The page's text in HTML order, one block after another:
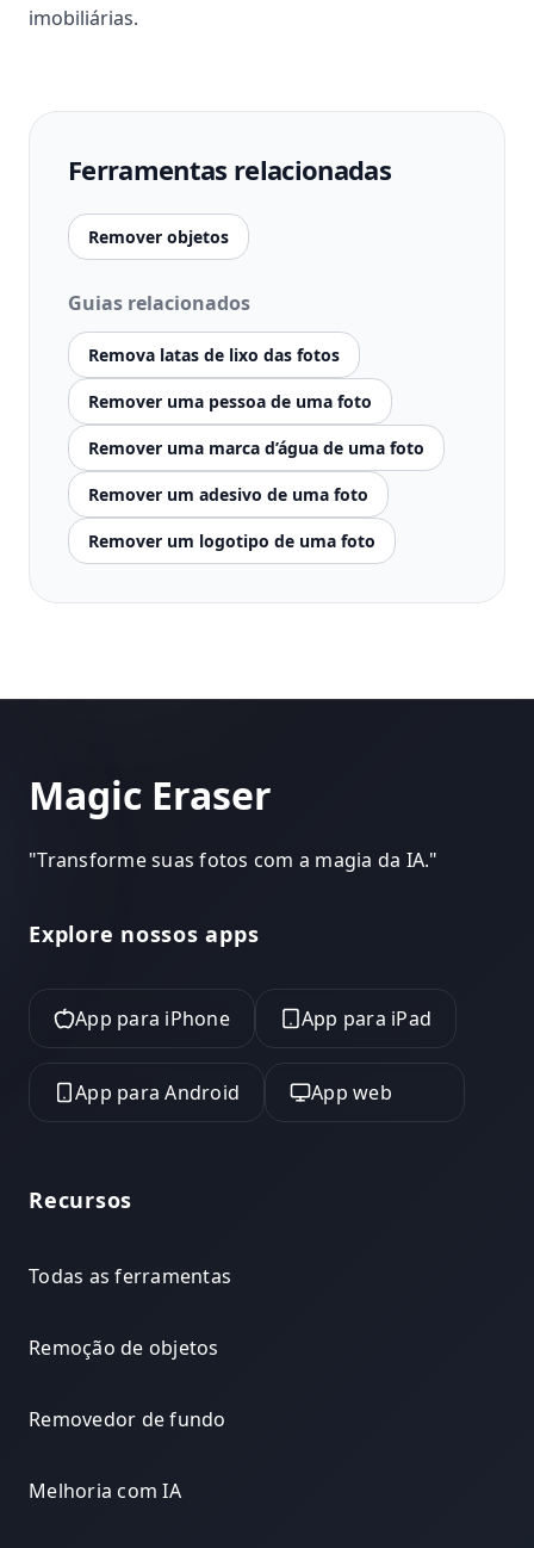
imobiliárias.
Ferramentas relacionadas
Remover objetos
Guias relacionados
Remova latas de lixo das fotos
Remover uma pessoa de uma foto
Remover uma marca d’água de uma foto
Remover um adesivo de uma foto
Remover um logotipo de uma foto
Magic Eraser
"Transforme suas fotos com a magia da IA."
Explore nossos apps
App para iPhone App para iPad
App para Android App web
Recursos
Todas as ferramentas
Remoção de objetos
Removedor de fundo
Melhoria com IA